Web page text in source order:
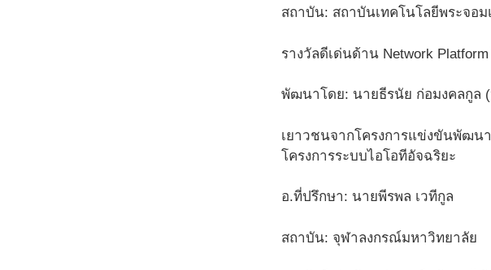
สถาบัน: สถาบันเทคโนโลยีพระจอ
รางวัลดีเด่นด้าน Network
พัฒนาโดย: นายธีรนัย ก่อมงคลกูล
เยาวชนจากโครงการแข่งขันพัฒนา
โครงการระบบไอโอทีอัจฉริยะ
อ.ที่ปรึกษา: นายพีรพล เวทีกูล
สถาบัน: จุฬาลงกรณ์มหาวิทยาลัย